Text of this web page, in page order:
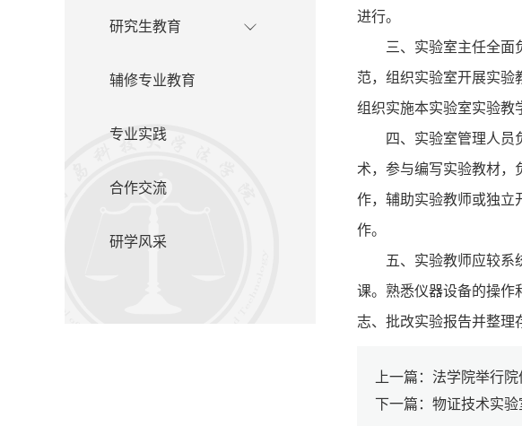
研究生教育
辅修专业教育
专业实践
合作交流
研学风采
进行。
三、实验室主任全面
范，组织实验室开展实验
组织实施本实验室实验教
四、实验室管理人员
术，参与编写实验教材，
作，辅助实验教师或独立
作。
五、实验教师应较系
课。熟悉仪器设备的操作
志、批改实验报告并整理
上一篇：法学院举行
下一篇：物证技术实